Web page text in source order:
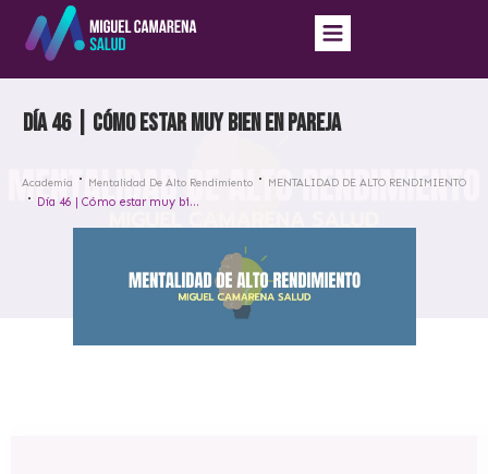
Día 46 | Cómo estar muy bien en pareja
Academia Mentalidad De Alto Rendimiento MENTALIDAD DE ALTO RENDIMIENTO
Día 46 | Cómo estar muy bien en pareja